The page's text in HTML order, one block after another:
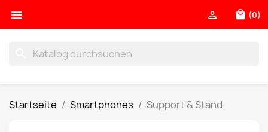
 local_mall (0)

Startseite Smartphones Support & Stand